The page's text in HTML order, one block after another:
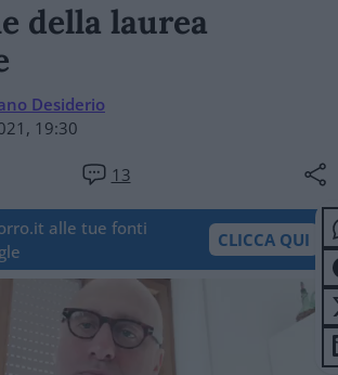
della laurea
Desiderio
19:30
13
alle tue fonti
CLICCA QUI